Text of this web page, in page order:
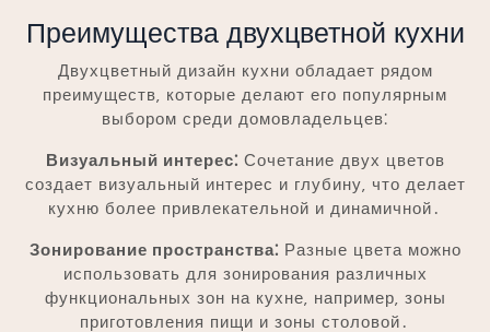
Преимущества двухцветной кухни
Двухцветный дизайн кухни обладает рядом
преимуществ‚ которые делают его популярным
выбором среди домовладельцев⁚
Визуальный интерес⁚ Сочетание двух цветов
создает визуальный интерес и глубину‚ что делает
кухню более привлекательной и динамичной․
Зонирование пространства⁚ Разные цвета можно
использовать для зонирования различных
функциональных зон на кухне‚ например‚ зоны
приготовления пищи и зоны столовой․